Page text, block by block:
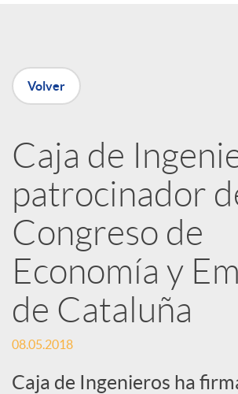
n
e
d
e
s
S
Volver
Caja de
patrocinador
Congreso de
Economía y
de Cataluña
08.05.2018
Caja de Ingenieros ha